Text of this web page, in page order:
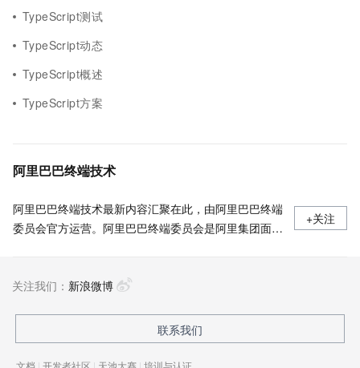
TypeScript测试
TypeScript动态
TypeScript概述
TypeScript方案
阿里巴巴终端技术
阿里巴巴终端技术最新内容汇聚在此，由阿里巴巴终端
委员会官方运营。阿里巴巴终端委员会是阿里集团面向
策略和目标并落地执行，推动终端技术发展，帮助工程
巴终端域的官方公众号：阿里巴巴终端技术，欢迎关
注。
+关注
关注我们： 新浪微博
联系我们
文档 | 开发者社区 | 天池大赛 | 培训与认证